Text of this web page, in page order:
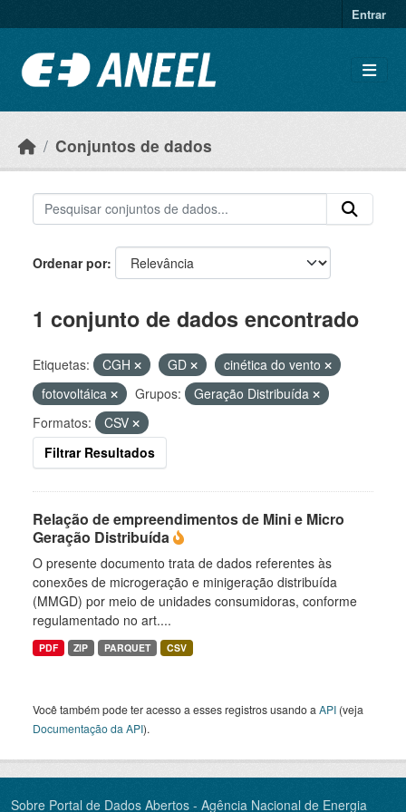
Entrar
Conjuntos de dados
Ordenar por
1 conjunto de dados encontrado
Etiquetas: CGH GD
cinética do vento
fotovoltáica
Grupos:
Geração Distribuída
Formatos:
CSV
Filtrar Resultados
Relação de empreendimentos de Mini e Micro
Geração Distribuída
O presente documento trata de dados referentes às
conexões de microgeração e minigeração distribuída
(MMGD) por meio de unidades consumidoras, conforme
regulamentado no art....
PDF ZIP PARQUET CSV
Você também pode ter acesso a esses registros usando a API (veja
Documentação da API).
Sobre Portal de Dados Abertos - Agência Nacional de Energia